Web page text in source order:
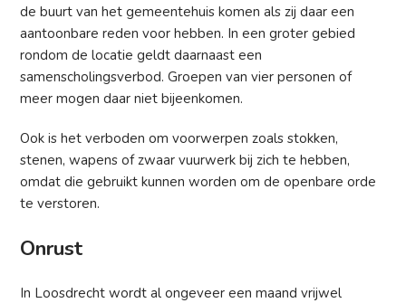
de buurt van het gemeentehuis komen als zij daar een
aantoonbare reden voor hebben. In een groter gebied
rondom de locatie geldt daarnaast een
samenscholingsverbod. Groepen van vier personen of
meer mogen daar niet bijeenkomen.
Ook is het verboden om voorwerpen zoals stokken,
stenen, wapens of zwaar vuurwerk bij zich te hebben,
omdat die gebruikt kunnen worden om de openbare orde
te verstoren.
Onrust
In Loosdrecht wordt al ongeveer een maand vrijwel